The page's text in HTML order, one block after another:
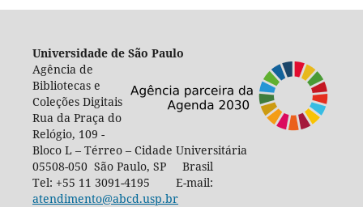
Universidade de São Paulo
Agência de
Bibliotecas e
Coleções Digitais
Rua da Praça do
Relógio, 109 -
Bloco L – Térreo – Cidade Universitária
05508-050 São Paulo, SP Brasil
Tel: +55 11 3091-4195 E-mail:
atendimento@abcd.usp.br